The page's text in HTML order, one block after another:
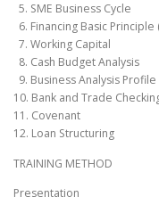
5. SME Business Cycle
6. Financing Basic
7. Working Capital
8. Cash Budget Analysis
9. Business Analysis Profile
10. Bank and Trade
11. Covenant
12. Loan Structuring
TRAINING METHOD
Presentation